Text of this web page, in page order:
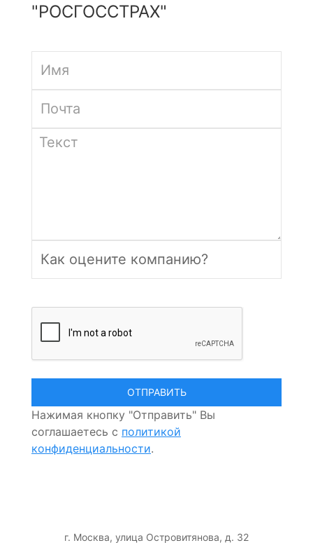
"РОСГОССТРАХ"
Нажимая кнопку "Отправить" Вы
соглашаетесь с политикой
конфиденциальности.
г. Москва, улица Островитянова, д. 32